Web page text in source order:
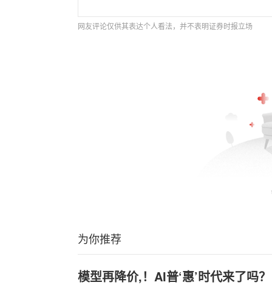
网友评论仅供其表达个人看法，并不表明证券时报立场
为你推荐
模型再降价,！AI普‘惠’时代来了吗？